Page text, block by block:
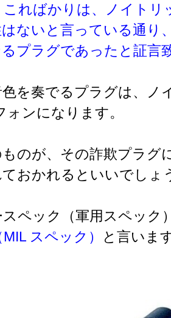
ればかりは、ノイトリ
ないと言っている通り
プラグであったと証言
を奏でるプラグは、ノ
ォンになります。
のが、その詐欺プラグ
おかれるといいでしょ
ペック（軍用スペック
スペック）
と言いま